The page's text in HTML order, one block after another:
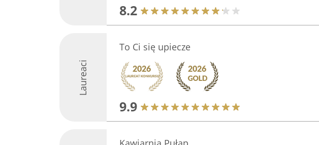
8.2
Laureaci
To Ci się upiecze
9.9